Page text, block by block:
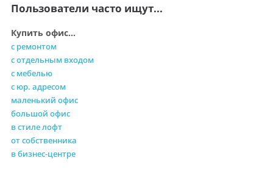
Пользователи часто ищут...
Купить офис...
с ремонтом
с отдельным входом
с мебелью
с юр. адресом
маленький офис
большой офис
в стиле лофт
от собственника
в бизнес-центре